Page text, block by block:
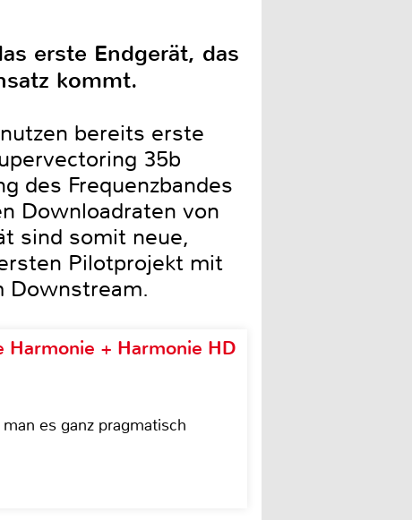
erste Endgerät, das
kommt.
bereits erste
35b
des Frequenzbandes
Downloadraten von
sind somit neue,
Pilotprojekt mit
Downstream.
Harmonie + Harmonie HD
es ganz pragmatisch